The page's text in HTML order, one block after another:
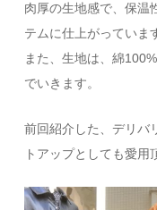
肉厚の生地感で、保温
テムに仕上がっていま
また、生地は、綿
でいきます。
前回紹介した、デリバ
トアップとしても愛用